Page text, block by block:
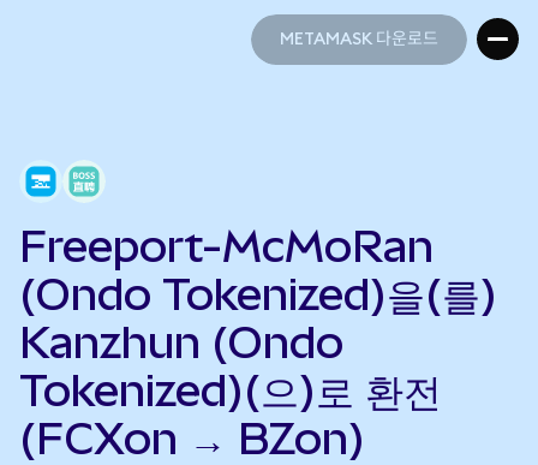
METAMASK 다운로드
Freeport-McMoRan
(Ondo Tokenized)을(를)
Kanzhun (Ondo
Tokenized)(으)로 환전
(FCXon → BZon)